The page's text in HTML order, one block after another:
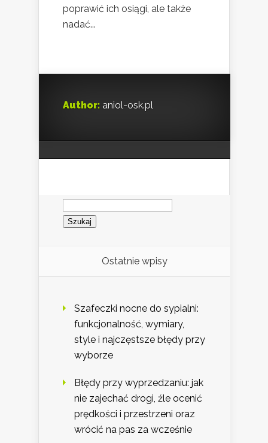
poprawić ich osiągi, ale także
nadać...
Author: aniol-osk.pl
Szukaj:
Ostatnie wpisy
Szafeczki nocne do sypialni:
funkcjonalność, wymiary,
style i najczęstsze błędy przy
wyborze
Błędy przy wyprzedzaniu: jak
nie zajechać drogi, źle ocenić
prędkości i przestrzeni oraz
wrócić na pas za wcześnie